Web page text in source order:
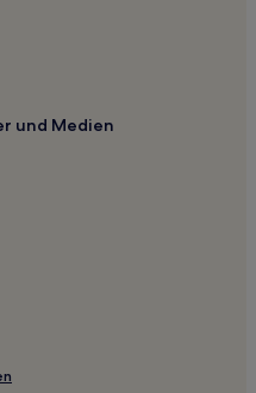
und Medien